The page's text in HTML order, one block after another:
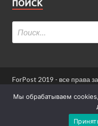
ПОИСК
ForPost 2019 - все права
При использовании
Информация для
Мы обрабатываем